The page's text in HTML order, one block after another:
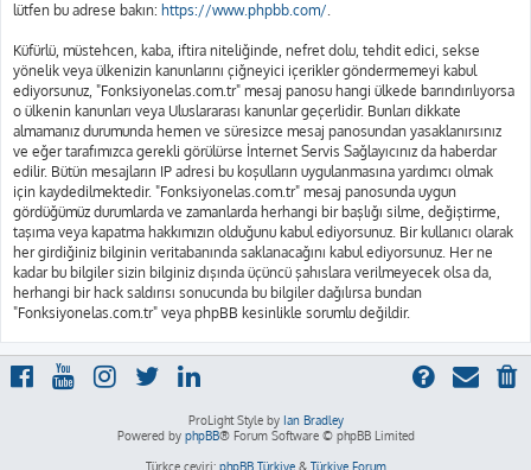
lütfen bu adrese bakın: https://www.phpbb.com/.
Küfürlü, müstehcen, kaba, iftira niteliğinde, nefret dolu, tehdit edici, sekse
yönelik veya ülkenizin kanunlarını çiğneyici içerikler göndermemeyi kabul
ediyorsunuz, "Fonksiyonelas.com.tr" mesaj panosu hangi ülkede barındırılıyorsa
o ülkenin kanunları veya Uluslararası kanunlar geçerlidir. Bunları dikkate
almamanız durumunda hemen ve süresizce mesaj panosundan yasaklanırsınız
ve eğer tarafımızca gerekli görülürse İnternet Servis Sağlayıcınız da haberdar
edilir. Bütün mesajların IP adresi bu koşulların uygulanmasına yardımcı olmak
için kaydedilmektedir. "Fonksiyonelas.com.tr" mesaj panosunda uygun
gördüğümüz durumlarda ve zamanlarda herhangi bir başlığı silme, değiştirme,
taşıma veya kapatma hakkımızın olduğunu kabul ediyorsunuz. Bir kullanıcı olarak
her girdiğiniz bilginin veritabanında saklanacağını kabul ediyorsunuz. Her ne
kadar bu bilgiler sizin bilginiz dışında üçüncü şahıslara verilmeyecek olsa da,
herhangi bir hack saldırısı sonucunda bu bilgiler dağılırsa bundan
"Fonksiyonelas.com.tr" veya phpBB kesinlikle sorumlu değildir.
ProLight Style by Ian Bradley
Powered by phpBB® Forum Software © phpBB Limited
Türkçe çeviri: phpBB Türkiye& Türkiye Forum